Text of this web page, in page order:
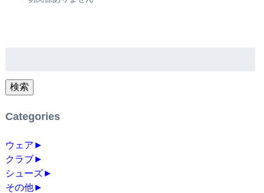
検索
Categories
ウェア ►
クラブ►
シューズ►
その他►